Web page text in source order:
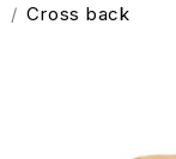
/ Cross back